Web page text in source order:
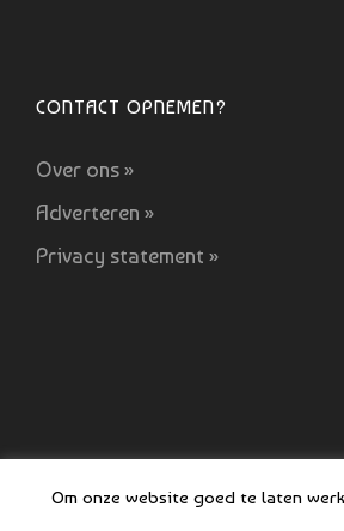
CONTACT OPNEMEN?
Over ons »
Adverteren »
Privacy statement »
Om onze website goed te laten